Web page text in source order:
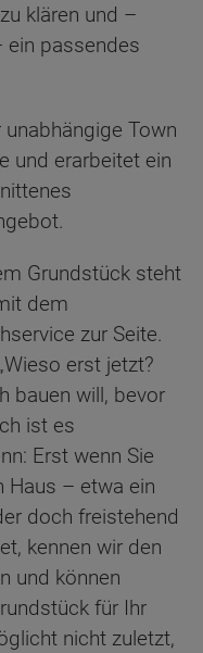
klären und –
ein passendes
Town
und erarbeitet ein
Grundstück steht
dem
zur Seite.
erst jetzt?
bauen will, bevor
ist es
Erst wenn Sie
Haus – etwa ein
doch freistehend
kennen wir den
und können
für Ihr
nicht zuletzt,